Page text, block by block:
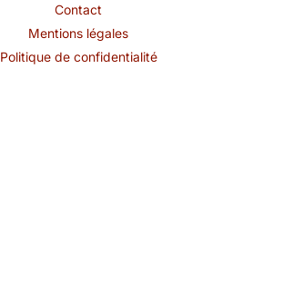
Contact
Mentions légales
Politique de confidentialité